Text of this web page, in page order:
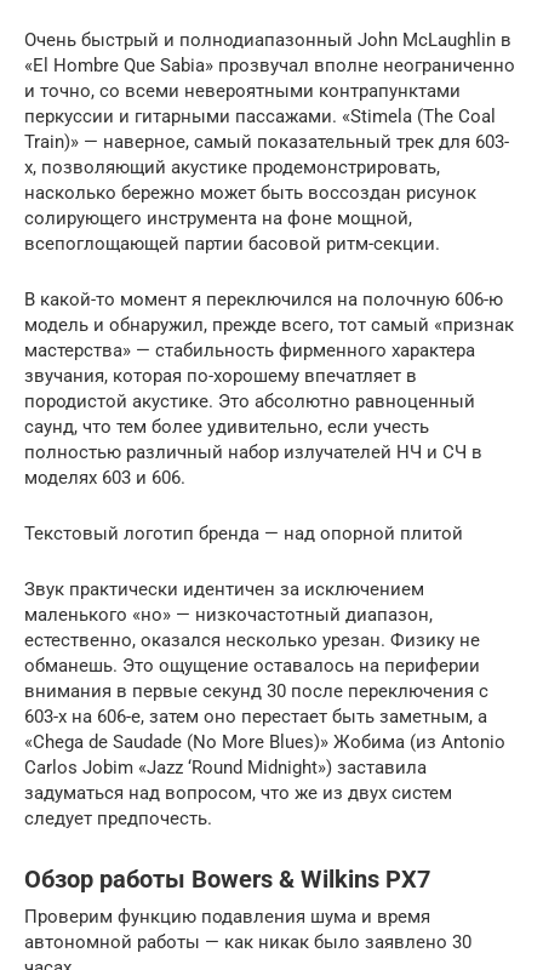
Очень быстрый и полнодиапазонный John McLaughlin в
«El Hombre Que Sabia» прозвучал вполне неограниченно
и точно, со всеми невероятными контрапунктами
перкуссии и гитарными пассажами. «Stimela (The Coal
Train)» — наверное, самый показательный трек для 603-
х, позволяющий акустике продемонстрировать,
насколько бережно может быть воссоздан рисунок
солирующего инструмента на фоне мощной,
всепоглощающей партии басовой ритм-секции.
В какой-то момент я переключился на полочную 606-ю
модель и обнаружил, прежде всего, тот самый «признак
мастерства» — стабильность фирменного характера
звучания, которая по-хорошему впечатляет в
породистой акустике. Это абсолютно равноценный
саунд, что тем более удивительно, если учесть
полностью различный набор излучателей НЧ и СЧ в
моделях 603 и 606.
Текстовый логотип бренда — над опорной плитой
Звук практически идентичен за исключением
маленького «но» — низкочастотный диапазон,
естественно, оказался несколько урезан. Физику не
обманешь. Это ощущение оставалось на периферии
внимания в первые секунд 30 после переключения с
603-х на 606-е, затем оно перестает быть заметным, а
«Chega de Saudade (No More Blues)» Жобима (из Antonio
Carlos Jobim «Jazz ‘Round Midnight») заставила
задуматься над вопросом, что же из двух систем
следует предпочесть.
Обзор работы Bowers & Wilkins PX7
Проверим функцию подавления шума и время
автономной работы — как никак было заявлено 30